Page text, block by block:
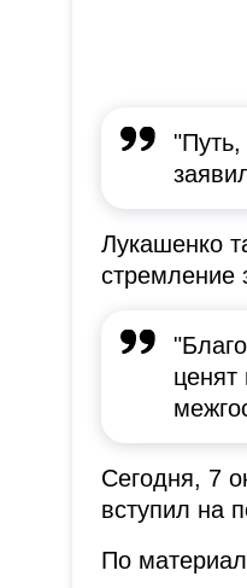
"Путь,
Лукашенко
стремление
ценят
Сегодня, 7
вступил на
По